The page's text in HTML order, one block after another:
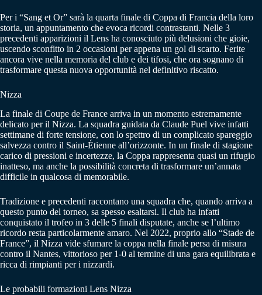
Per i “Sang et Or” sarà la quarta finale di Coppa di Francia della loro
storia, un appuntamento che evoca ricordi contrastanti. Nelle 3
precedenti apparizioni il Lens ha conosciuto più delusioni che gioie,
uscendo sconfitto in 2 occasioni per appena un gol di scarto. Ferite
ancora vive nella memoria del club e dei tifosi, che ora sognano di
trasformare questa nuova opportunità nel definitivo riscatto.
Nizza
La finale di Coupe de France arriva in un momento estremamente
delicato per il Nizza. La squadra guidata da Claude Puel vive infatti
settimane di forte tensione, con lo spettro di un complicato spareggio
salvezza contro il Saint-Étienne all’orizzonte. In un finale di stagione
carico di pressioni e incertezze, la Coppa rappresenta quasi un rifugio
inatteso, ma anche la possibilità concreta di trasformare un’annata
difficile in qualcosa di memorabile.
Tradizione e precedenti raccontano una squadra che, quando arriva a
questo punto del torneo, sa spesso esaltarsi. Il club ha infatti
conquistato il trofeo in 3 delle 5 finali disputate, anche se l’ultimo
ricordo resta particolarmente amaro. Nel 2022, proprio allo “Stade de
France”, il Nizza vide sfumare la coppa nella finale persa di misura
contro il Nantes, vittorioso per 1-0 al termine di una gara equilibrata e
ricca di rimpianti per i nizzardi.
Le probabili formazioni Lens Nizza